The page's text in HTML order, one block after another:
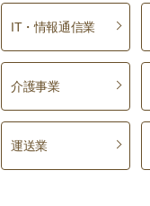
IT・情報通信業
介護事業
運送業